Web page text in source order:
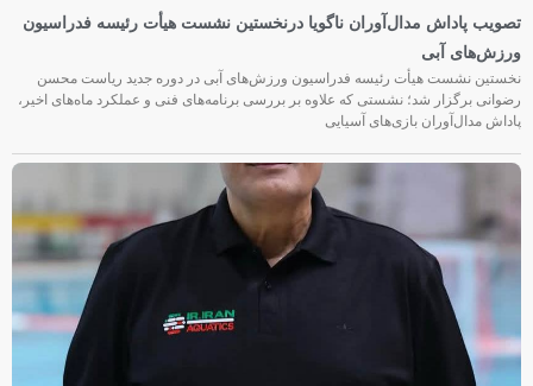
تصویب پاداش مدال‌آوران ناگویا درنخستین نشست هیأت رئیسه فدراسیون
ورزش‌های آبی
نخستین نشست هیأت رئیسه فدراسیون ورزش‌های آبی در دوره جدید ریاست محسن
رضوانی برگزار شد؛ نشستی که علاوه بر بررسی برنامه‌های فنی و عملکرد ماه‌های اخیر،
پاداش مدال‌آوران بازی‌های آسیایی